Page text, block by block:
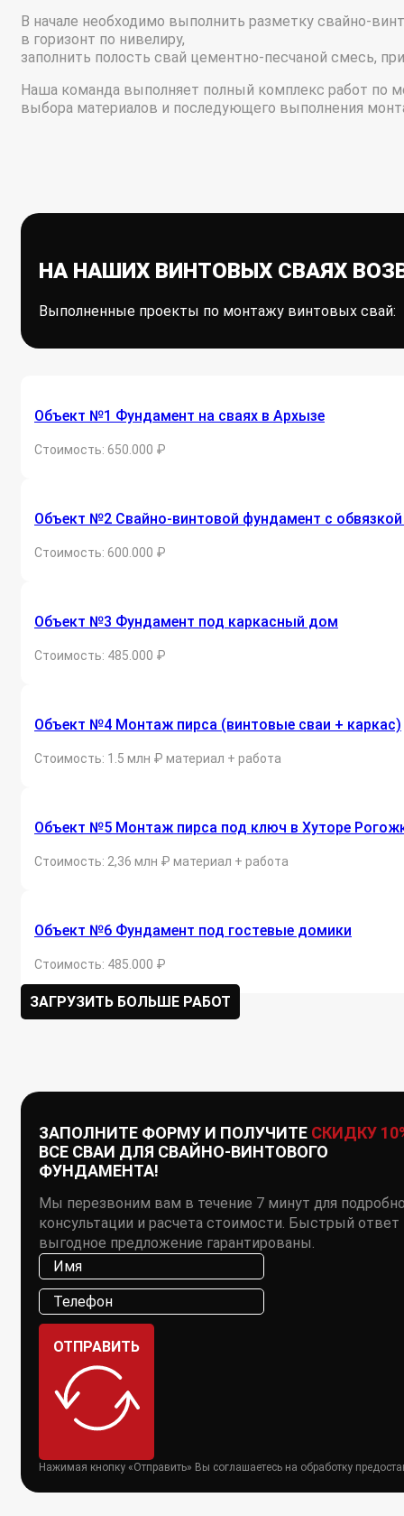
В начале необходимо выполнить разметку свайно-
в горизонт по нивелиру,
заполнить полость свай цементно-песчаной смесь,
Наша команда выполняет полный комплекс работ по
выбора материалов и последующего выполнения
НА НАШИХ ВИНТОВЫХ СВАЯХ
Выполненные проекты по монтажу винтовых свай:
Объект №1 Фундамент на сваях в Архызе
Стоимость: 650.000 ₽
Объект №2 Свайно-винтовой фундамент с
Стоимость: 600.000 ₽
Объект №3 Фундамент под каркасный дом
Стоимость: 485.000 ₽
Объект №4 Монтаж пирса (винтовые сваи + каркас)
Стоимость: 1.5 млн ₽ материал + работа
Объект №5 Монтаж пирса под ключ в Хуторе
Стоимость: 2,36 млн ₽ материал + работа
Объект №6 Фундамент под гостевые домики
Стоимость: 485.000 ₽
ЗАГРУЗИТЬ БОЛЬШЕ РАБОТ
ЗАПОЛНИТЕ ФОРМУ И ПОЛУЧИТЕ СКИДКУ
ВСЕ СВАИ ДЛЯ СВАЙНО-ВИНТОВОГО
ФУНДАМЕНТА!
Мы перезвоним вам в течение 7 минут для
консультации и расчета стоимости. Быстрый ответ
выгодное предложение гарантированы.
ОТПРАВИТЬ
Нажимая кнопку «Отправить» Вы соглашаетесь на обработку